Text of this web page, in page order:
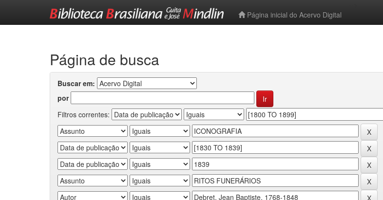
Página inicial do Acervo Digital
Página de busca
Buscar em:
por
Filtros correntes: